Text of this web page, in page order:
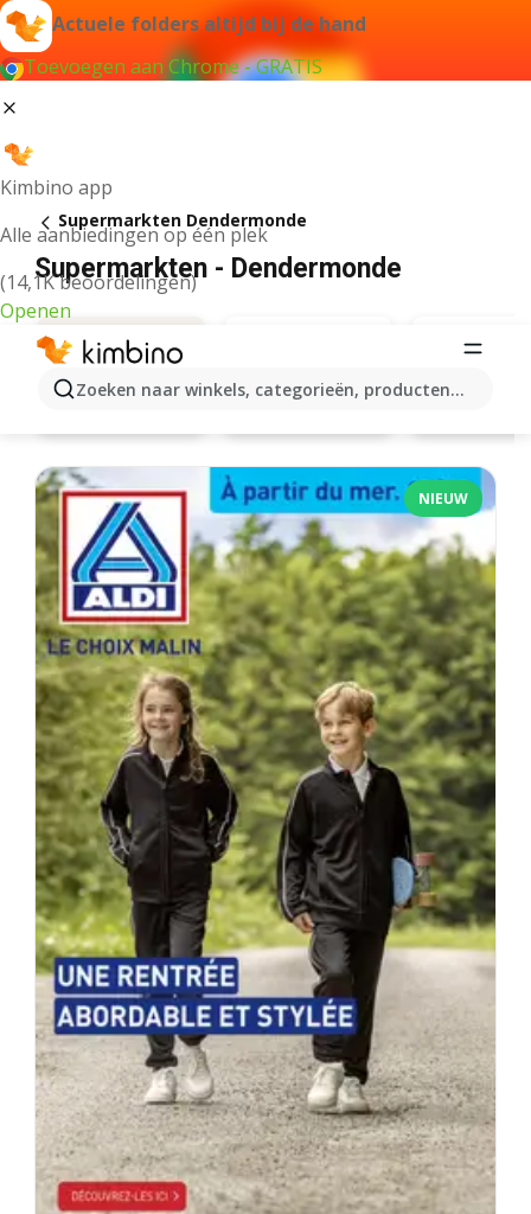
Actuele folders altijd bij de hand
Toevoegen aan Chrome - GRATIS
Kimbino app
Alle aanbiedingen op één plek
(14,1K beoordelingen)
Openen
Zoeken naar winkels, categorieën, producten...
Supermarkten Dendermonde
Supermarkten - Dendermonde
Carrefour
NIEUW